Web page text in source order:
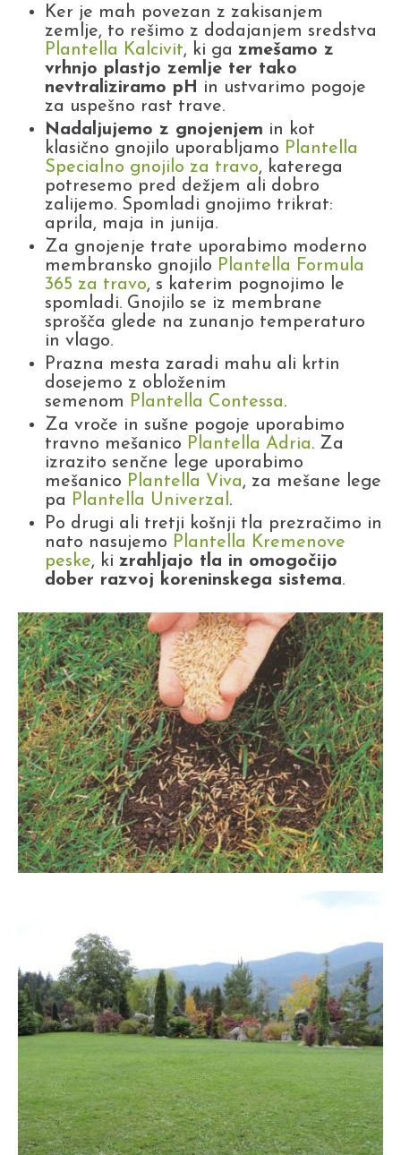
Ker je mah povezan z zakisanjem
zemlje, to rešimo z dodajanjem sredstva
Plantella Kalcivit, ki ga zmešamo z
vrhnjo plastjo zemlje ter tako
nevtraliziramo pH in ustvarimo pogoje
za uspešno rast trave.
Nadaljujemo z gnojenjem in kot
klasično gnojilo uporabljamo Plantella
Specialno gnojilo za travo, katerega
potresemo pred dežjem ali dobro
zalijemo. Spomladi gnojimo trikrat:
aprila, maja in junija.
Za gnojenje trate uporabimo moderno
membransko gnojilo Plantella Formula
365 za travo, s katerim pognojimo le
spomladi. Gnojilo se iz membrane
sprošča glede na zunanjo temperaturo
in vlago.
Prazna mesta zaradi mahu ali krtin
dosejemo z obloženim
semenom Plantella Contessa.
Za vroče in sušne pogoje uporabimo
travno mešanico Plantella Adria. Za
izrazito senčne lege uporabimo
mešanico Plantella Viva, za mešane lege
pa Plantella Univerzal.
Po drugi ali tretji košnji tla prezračimo in
nato nasujemo Plantella Kremenove
peske, ki zrahljajo tla in omogočijo
dober razvoj koreninskega sistema.